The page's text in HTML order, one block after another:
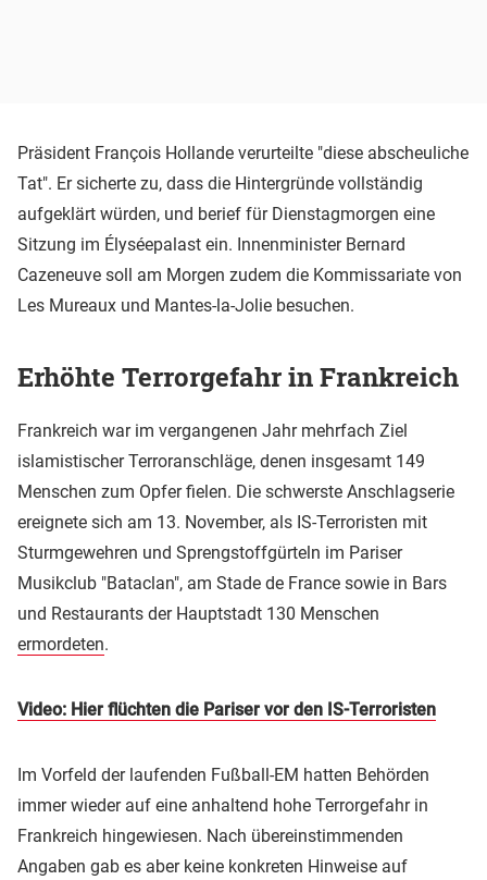
Präsident François Hollande verurteilte "diese abscheuliche
Tat". Er sicherte zu, dass die Hintergründe vollständig
aufgeklärt würden, und berief für Dienstagmorgen eine
Sitzung im Élyséepalast ein. Innenminister Bernard
Cazeneuve soll am Morgen zudem die Kommissariate von
Les Mureaux und Mantes-la-Jolie besuchen.
Erhöhte Terrorgefahr in Frankreich
Frankreich war im vergangenen Jahr mehrfach Ziel
islamistischer Terroranschläge, denen insgesamt 149
Menschen zum Opfer fielen. Die schwerste Anschlagserie
ereignete sich am 13. November, als IS-Terroristen mit
Sturmgewehren und Sprengstoffgürteln im Pariser
Musikclub "Bataclan", am Stade de France sowie in Bars
und Restaurants der Hauptstadt 130 Menschen
ermordeten.
Video: Hier flüchten die Pariser vor den IS-Terroristen
Im Vorfeld der laufenden Fußball-EM hatten Behörden
immer wieder auf eine anhaltend hohe Terrorgefahr in
Frankreich hingewiesen. Nach übereinstimmenden
Angaben gab es aber keine konkreten Hinweise auf